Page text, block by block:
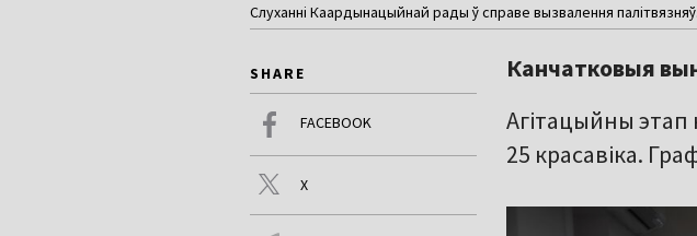
Слуханні Каардынацыйнай рады ў справе вызвалення
SHARE
FACEBOOK
X
Канчатковыя
Агітацыйны
25 красавіка.